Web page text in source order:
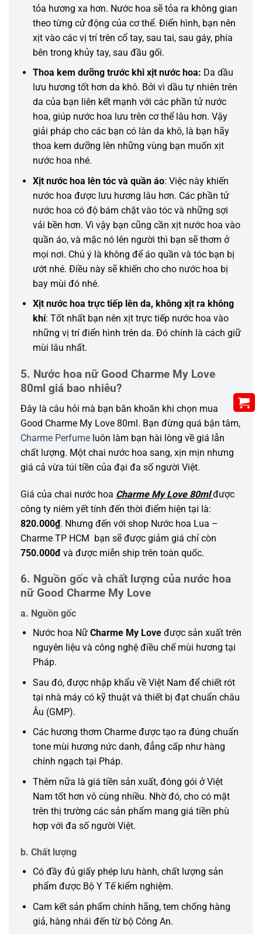
tỏa hương xa hơn. Nước hoa sẽ tỏa ra không gian
theo từng cử động của cơ thể. Điển hình, bạn nên
xịt vào các vị trí trên cổ tay, sau tai, sau gáy, phía
bên trong khủy tay, sau đầu gối.
Thoa kem dưỡng trước khi xịt nước hoa: Da dầu
lưu hương tốt hơn da khô. Bởi vì dầu tự nhiên trên
da của bạn liên kết mạnh với các phần tử nước
hoa, giúp nước hoa lưu trên cơ thể lâu hơn. Vậy
giải pháp cho các bạn có làn da khô, là bạn hãy
thoa kem dưỡng lên những vùng bạn muốn xịt
nước hoa nhé.
Xịt nước hoa lên tóc và quần áo: Việc này khiến
nước hoa được lưu hương lâu hơn. Các phần tử
nước hoa cóđộ bám chặt vào tóc và những sợi
vải bền hơn. Vì vậy bạn cũng cần xịt nước hoa vào
quần áo, và mặc nó lên người thì bạn sẽ thơm ở
mọi nơi. Chú ý là không đểáo quần và tóc bạn bị
ướt nhé. Điều này sẽ khiến cho cho nước hoa bị
bay mùi đónhé.
Xịt nước hoa trực tiếp lên da, không xịt ra không
khí: Tốt nhất bạn nên xịt trực tiếp nước hoa vào
những vị trí điển hình trên da. Đó chính là cách giữ
mùi lâu nhất.
5. Nước hoa nữ Good Charme My Love
80ml giá bao nhiêu?
Đây là câu hỏi mà bạn băn khoăn khi chọn mua
Good Charme My Love 80ml. Bạn đừng quá bận tâm,
Charme Perfume luôn làm bạn hài lòng về giá lẫn
chất lượng. Một chai nước hoa sang, xịn mịn nhưng
giá cả vừa túi tiền của đại đa số người Việt.
Giá của chai nước hoa Charme My Love 80mlđược
công ty niêm yết tính đến thời điểm hiện tại là:
820.000₫. Nhưng đến với shop Nước hoa Lua –
Charme TP HCM bạn sẽ được giảm giá chỉ còn
750.000đ và được miễn ship trên toàn quốc.
6. Nguồn gốc và chất lượng của nước hoa
nữ Good Charme My Love
a. Nguồn gốc
Nước hoa Nữ Charme My Loveđược sản xuất trên
nguyên liệu và công nghệ điều chế mùi hương tại
Pháp.
Sau đó, được nhập khẩu về Việt Nam để chiết rót
tại nhà máy có kỹ thuật và thiết bị đạt chuẩn châu
Âu (GMP).
Các hương thơm Charme được tạo ra đúng chuẩn
tone mùi hương nức danh, đẳng cấp như hàng
chính ngạch tại Pháp.
Thêm nữa là giá tiền sản xuất, đóng gói ở Việt
Nam tốt hơn vô cùng nhiều. Nhờ đó, cho có mặt
trên thị trường các sản phẩm mang giá tiền phù
hợp với đa số người Việt.
b. Chất lượng
Có đầy đủ giấy phép lưu hành, chất lượng sản
phẩm được Bộ Y Tế kiểm nghiệm.
Cam kết sản phẩm chính hãng, tem chống hàng
giả, hàng nhái đến từ bộ Công An.